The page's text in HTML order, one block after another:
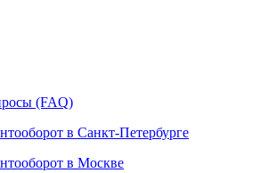
(FAQ)
в Санкт-Петербурге
в Москве